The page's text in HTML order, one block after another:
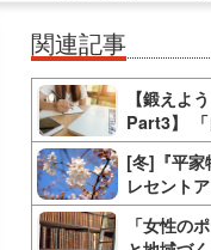
関連記事
【鍛えよ
Part3】
[冬]『平家
レセント
「女性の